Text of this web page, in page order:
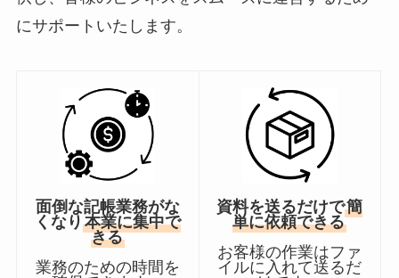
にサポートいたします。
面倒な記帳業務がな
くなり 本業に集中で
きる
業務のための時間を
資料を送るだけで簡
単に依頼できる
お客様の作業はファ
イルに入れて送るだ